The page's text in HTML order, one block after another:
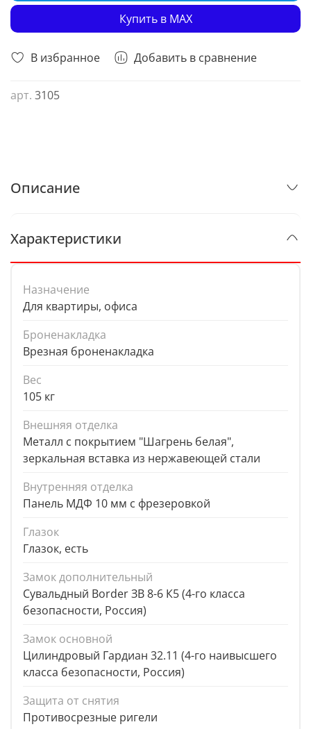
В избранное Добавить в сравнение
арт. 3105
Купить в MAX
Описание
Характеристики
Назначение
Для квартиры, офиса
Броненакладка
Врезная броненакладка
Вес
105 кг
Внешняя отделка
Металл с покрытием "Шагрень белая",
зеркальная вставка из нержавеющей стали
Внутренняя отделка
Панель МДФ 10 мм с фрезеровкой
Глазок
Глазок, есть
Замок дополнительный
Сувальдный Border ЗВ 8-6 К5 (4-го класса
безопасности, Россия)
Замок основной
Цилиндровый Гардиан 32.11 (4-го наивысшего
класса безопасности, Россия)
Защита от снятия
Противосрезные ригели